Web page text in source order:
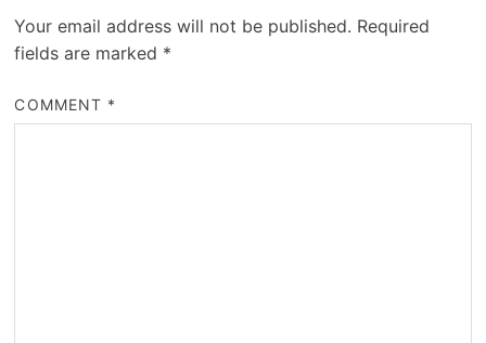
Your email address will not be published. Required
fields are marked *
COMMENT *